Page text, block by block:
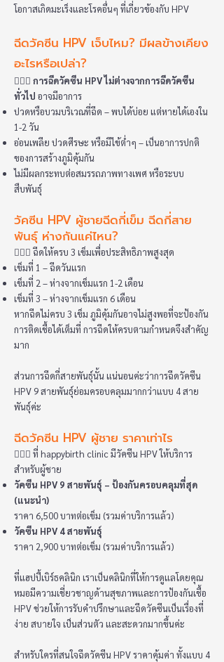
โอกาสเกิดมะเร็งและโรคอื่นๆ ที่เกี่ยวข้องกับ HPV
ฉีดวัคซีน HPV เจ็บไหม? มีผลข้างเคียง
อะไรหรือเปล่า?
👩🏻‍⚕️ การฉีดวัคซีน HPV ไม่ต่างจากการฉีดวัคซีน
ทั่วไป อาจมีอาการ
ปวดหรือบวมบริเวณที่ฉีด – พบได้บ่อย แต่หายได้เองใน
1-2 วัน
อ่อนเพลีย ปวดศีรษะ หรือมีไข้ต่ำๆ – เป็นอาการปกติ
ของการสร้างภูมิคุ้มกัน
ไม่มีผลกระทบต่อสมรรถภาพทางเพศ หรือระบบ
สืบพันธุ์
วัคซีน HPV ผู้ชายฉีดกี่เข็ม ฉีดกี่สาย
พันธุ์ ห่างกันแค่ไหน?
👩🏻‍⚕️ ฉีดให้ครบ 3 เข็มเพื่อประสิทธิภาพสูงสุด
เข็มที่ 1 – ฉีดวันแรก
เข็มที่ 2 – ห่างจากเข็มแรก 1-2 เดือน
เข็มที่ 3 – ห่างจากเข็มแรก 6 เดือน
หากฉีดไม่ครบ 3 เข็ม ภูมิคุ้มกันอาจไม่สูงพอที่จะป้องกัน
การติดเชื้อได้เต็มที่ การฉีดให้ครบตามกำหนดจึงสำคัญ
มาก
ส่วนการฉีดกี่สายพันธุ์นั้น แน่นอนค่ะว่าการฉีดวัคซีน
HPV 9 สายพันธุ์ย่อมครอบคลุมมากกว่าแบบ 4 สาย
พันธุ์ค่ะ
ฉีดวัคซีน HPV ผู้ชาย ราคาเท่าไร
👩🏻‍⚕️ ที่ happybirth clinic มีวัคซีน HPV ให้บริการ
สำหรับผู้ชาย
วัคซีน HPV 9 สายพันธุ์ – ป้องกันครอบคลุมที่สุด
(แนะนำ)
ราคา 6,500 บาทต่อเข็ม (รวมค่าบริการแล้ว)
วัคซีน HPV 4 สายพันธุ์
ราคา 2,900 บาทต่อเข็ม (รวมค่าบริการแล้ว)
ที่แฮปปี้เบิร์ธคลินิก เราเป็นคลินิกที่ให้การดูแลโดยคุณ
หมอมีความเชี่ยวชาญด้านสุขภาพและการป้องกันเชื้อ
HPV ช่วยให้การรับคำปรึกษาและฉีดวัคซีนเป็นเรื่องที่
ง่าย สบายใจ เป็นส่วนตัว และสะดวกมากขึ้นค่ะ
สำหรับใครที่สนใจฉีดวัคซีน HPV ราคาคุ้มค่า ทั้งแบบ 4